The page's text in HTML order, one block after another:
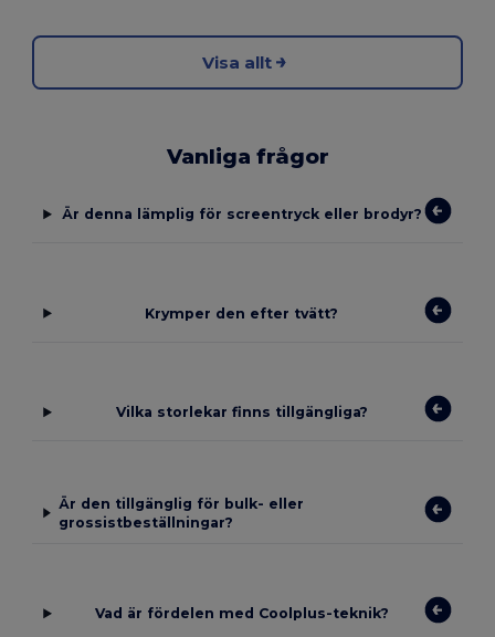
Visa allt
Vanliga frågor
Är denna lämplig för screentryck eller brodyr?
Krymper den efter tvätt?
Vilka storlekar finns tillgängliga?
Är den tillgänglig för bulk- eller
grossistbeställningar?
Vad är fördelen med Coolplus-teknik?